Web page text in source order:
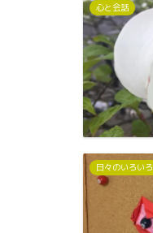
心と会話
日々のいろいろ